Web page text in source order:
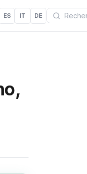
ES IT DE Recherchez